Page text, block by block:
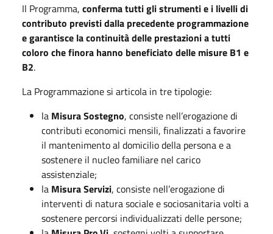
Il Programma, conferma tutti gli strumenti e i livelli di
contributo previsti dalla precedente programmazione
e garantisce la continuità delle prestazioni a tutti
coloro che finora hanno beneficiato delle misure B1 e
B2.
La Programmazione si articola in tre tipologie:
la Misura Sostegno, consiste nell’erogazione di
contributi economici mensili, finalizzati a favorire
il mantenimento al domicilio della persona e a
sostenere il nucleo familiare nel carico
assistenziale;
la Misura Servizi, consiste nell’erogazione di
interventi di natura sociale e sociosanitaria volti a
sostenere percorsi individualizzati delle persone;